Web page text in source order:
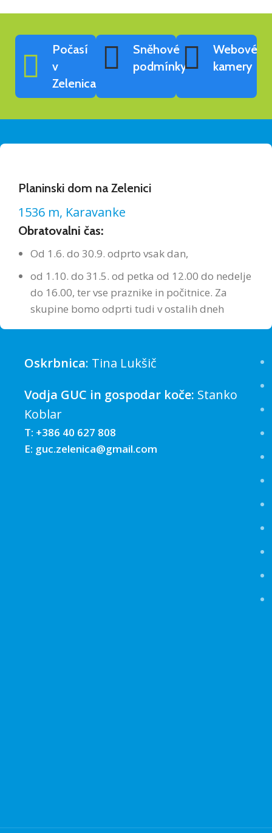
Počasí
v
Zelenica
Sněhové
podmínky
Webové
kamery
Planinski dom na Zelenici
1536 m, Karavanke
Obratovalni čas:
Od 1.6. do 30.9. odprto vsak dan,
od 1.10. do 31.5. od petka od 12.00 do nedelje
do 16.00, ter vse praznike in počitnice. Za
skupine bomo odprti tudi v ostalih dneh
Oskrbnica: Tina Lukšič
Vodja GUC in gospodar koče: Stanko
Koblar
T: +386 40 627 808
E: guc.zelenica@gmail.com